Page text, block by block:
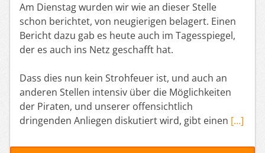
Am Dienstag wurden wir wie an dieser Stelle
schon berichtet, von neugierigen belagert. Einen
Bericht dazu gab es heute auch im Tagesspiegel,
der es auch ins Netz geschafft hat.
Dass dies nun kein Strohfeuer ist, und auch an
anderen Stellen intensiv über die Möglichkeiten
der Piraten, und unserer offensichtlich
dringenden Anliegen diskutiert wird, gibt einen […]